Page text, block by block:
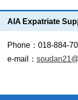
AIA Expatriate
Phone：018-884-
e-mail：